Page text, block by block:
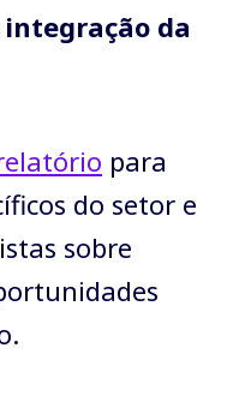
da
para
do setor e
sobre